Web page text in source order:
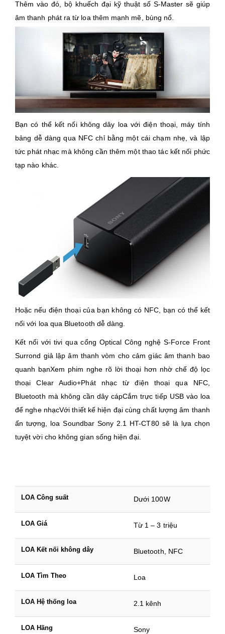
Thêm vào đó, bộ khuếch đại kỹ thuật số S-Master sẽ giúp
âm thanh phát ra từ loa thêm mạnh mẽ, bùng nổ.
Bạn có thể kết nối không dây loa với điện thoại, máy tính
bảng dễ dàng qua NFC chỉ bằng một cái chạm nhẹ, và lập
tức phát nhạc mà không cần thêm một thao tác kết nối phức
tạp nào khác.
Hoặc nếu điện thoại của bạn không có NFC, bạn có thể kết
nối với loa qua Bluetooth dễ dàng.
Kết nối với tivi qua cổng Optical Công nghệ S-Force Front
Surrond giả lập âm thanh vòm cho cảm giác âm thanh bao
quanh bạnXem phim nghe rõ lời thoại hơn nhờ chế độ lọc
thoại Clear Audio+Phát nhạc từ điện thoại qua NFC,
Bluetooth mà không cần dây cápCắm trực tiếp USB vào loa
để nghe nhạcVới thiết kế hiện đại cùng chất lượng âm thanh
ấn tượng, loa Soundbar Sony 2.1 HT-CT80 sẽ là lựa chọn
tuyệt vời cho không gian sống hiện đại.
LOA Công suất Dưới 100W
LOA Giá Từ 1 – 3 triệu
LOA Kết nối không dây Bluetooth, NFC
LOA Tìm Theo Loa
LOA Hệ thống loa 2.1 kênh
LOA Hãng Sony